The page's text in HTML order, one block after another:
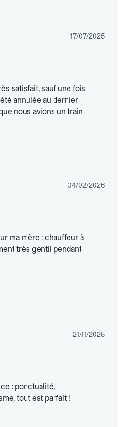
17/07/2025
satisfait, sauf une fois
annulée au dernier
nous avions un train
04/02/2026
ma mère : chauffeur à
très gentil pendant
21/11/2025
: ponctualité,
tout est parfait !